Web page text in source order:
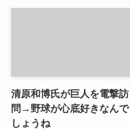
清原和博氏が巨人を電撃訪
問→野球が心底好きなんで
しょうね